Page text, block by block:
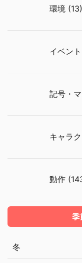
環境 (13)
イベン
記号・
キャラ
動作
季
冬